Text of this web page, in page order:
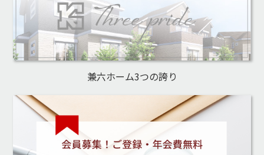
兼六ホーム3つの誇り